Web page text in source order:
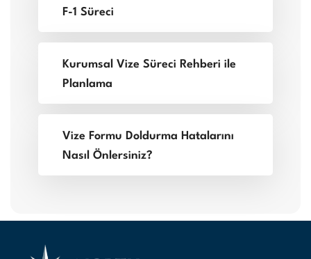
F-1 Süreci
Kurumsal Vize Süreci Rehberi ile
Planlama
Vize Formu Doldurma Hatalarını
Nasıl Önlersiniz?